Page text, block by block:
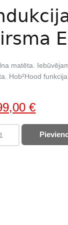
matēta.
Hob²Hood
€Current
price
is: